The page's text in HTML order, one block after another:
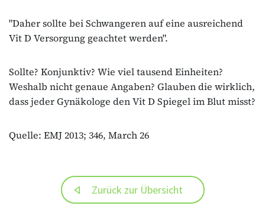
"Daher sollte bei Schwangeren auf eine ausreichend
Vit D Versorgung geachtet werden".
Sollte? Konjunktiv? Wie viel tausend Einheiten?
Weshalb nicht genaue Angaben? Glauben die wirklich,
dass jeder Gynäkologe den Vit D Spiegel im Blut misst?
Quelle: EMJ 2013; 346, March 26
Zurück zur Übersicht